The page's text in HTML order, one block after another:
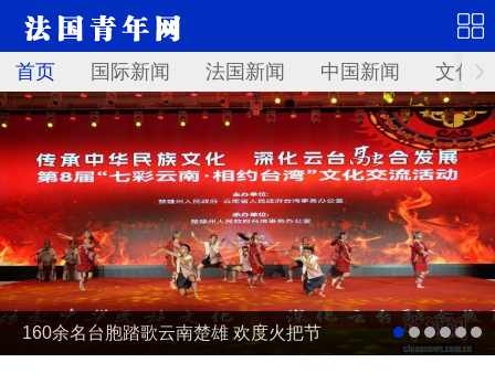
首页 国际新闻 法国新闻 中国新闻 文化
160余名台胞踏歌云南楚雄 欢度火把节